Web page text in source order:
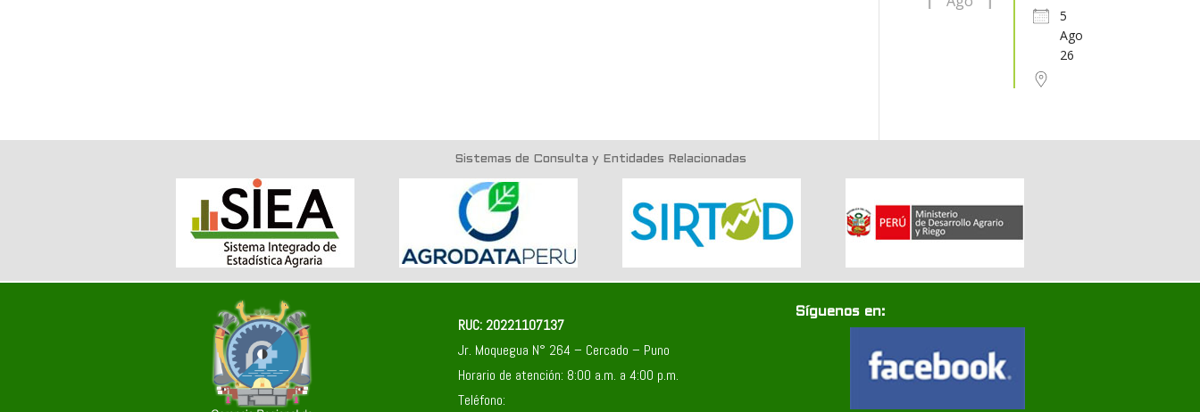
25 26
6
5
Ago
26
Sistemas de Consulta y Entidades Relacionadas
RUC: 20221107137
Jr. Moquegua N° 264 – Cercado – Puno
Horario de atención: 8:00 a.m. a 4:00 p.m.
Teléfono:
Síguenos en: